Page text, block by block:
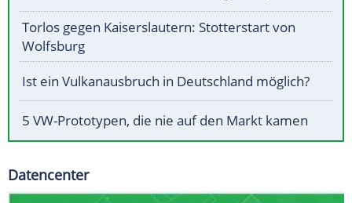
Torlos gegen Kaiserslautern: Stotterstart von
Wolfsburg
Ist ein Vulkanausbruch in Deutschland möglich?
5 VW-Prototypen, die nie auf den Markt kamen
Datencenter